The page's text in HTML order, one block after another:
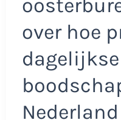
over hoe
dagelijkse